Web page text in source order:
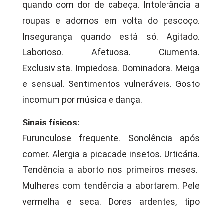
quando com dor de cabeça. Intolerância a
roupas e adornos em volta do pescoço.
Insegurança quando está só. Agitado.
Laborioso. Afetuosa. Ciumenta.
Exclusivista. Impiedosa. Dominadora. Meiga
e sensual. Sentimentos vulneráveis. Gosto
incomum por música e dança.
Sinais físicos:
Furunculose frequente. Sonolência após
comer. Alergia a picadade insetos. Urticária.
Tendência a aborto nos primeiros meses.
Mulheres com tendência a abortarem. Pele
vermelha e seca. Dores ardentes, tipo